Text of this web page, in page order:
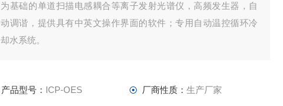
为基础的单道扫描电感耦合等离子发射光谱仪，高频发生器，自
动调谐，提供具有中英文操作界面的软件；专用自动温控循环冷
却水系统。
产品型号： ICP-OES 厂商性质： 生产厂家